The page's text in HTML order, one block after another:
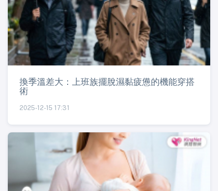
換季溫差大：上班族擺脫濕黏疲憊的機能穿搭
術
2025-12-15 17:31